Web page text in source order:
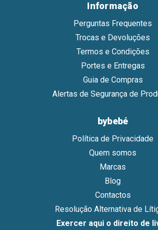
Informação
Perguntas Frequentes
Trocas e Devoluções
Termos e Condições
Portes e Entregas
Guia de Compras
Alertas de Segurança de
bybebé
Política de Privacidade
Quem somos
Marcas
Blog
Contactos
Resolução Alternativa de
Exercer aqui o direito de